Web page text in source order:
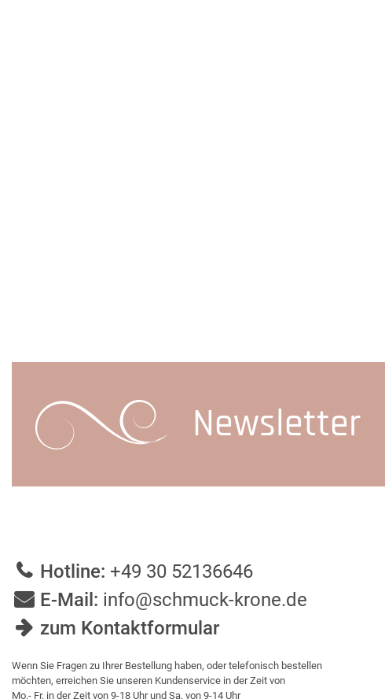
Newsletter
Hotline: +49 30 52136646
E-Mail: info@schmuck-krone.de
zum Kontaktformular
Wenn Sie Fragen zu Ihrer Bestellung haben, oder telefonisch bestellen
möchten, erreichen Sie unseren Kundenservice in der Zeit von
Mo.- Fr. in der Zeit von 9-18 Uhr und Sa. von 9-14 Uhr